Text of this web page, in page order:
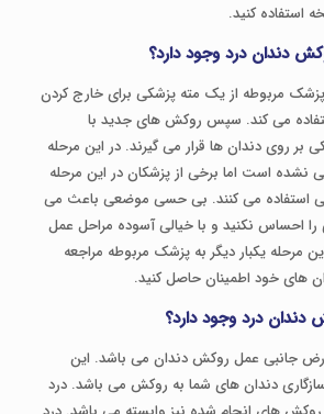
کنید.
دندان درد وجود دارد؟
مربوطه از یک مته پزشکی برای خارج کردن
می کند. سپس روکش های جدید با
بر روی دندان ها قرار می گیرند. در این مرحله
نشده است اما برخی از پزشکان در این مرحله
استفاده می کنند. بی حسی موضعی باعث می
احساس نکنید و با خیالی آسوده مراحل عمل
مرحله یکبار دیگر به پزشک مربوطه مراجعه
های خود اطمینان حاصل کنید.
دندان درد وجود دارد؟
جانبی عمل روکش دندان می باشد. این
دندان های شما به روکش می باشد. درد